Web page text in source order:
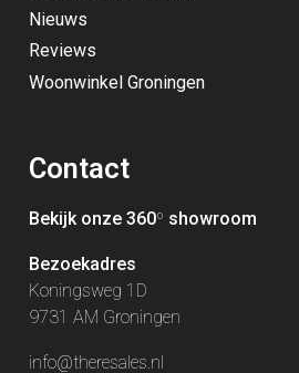
Nieuws
Reviews
Woonwinkel Groningen
Contact
Bekijk onze 360º showroom
Bezoekadres
Koningsweg 1D
9731 AM Groningen
info@theresales.nl